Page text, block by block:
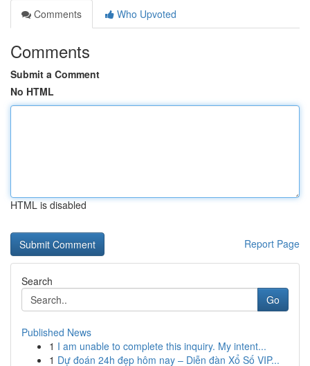
Comments
Who Upvoted
Comments
Submit a Comment
No HTML
HTML is disabled
Report Page
Search
Go
Published News
1 I am unable to complete this inquiry. My intent...
1 Dự đoán 24h đẹp hôm nay – Diễn đàn Xổ Số VIP...